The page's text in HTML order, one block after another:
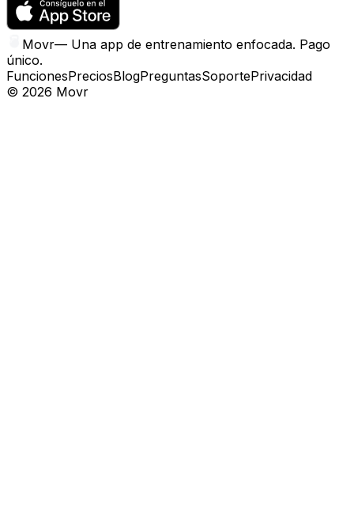
Movr— Una app de entrenamiento enfocada. Pago
único.
FuncionesPreciosBlogPreguntasSoportePrivacidad
© 2026 Movr